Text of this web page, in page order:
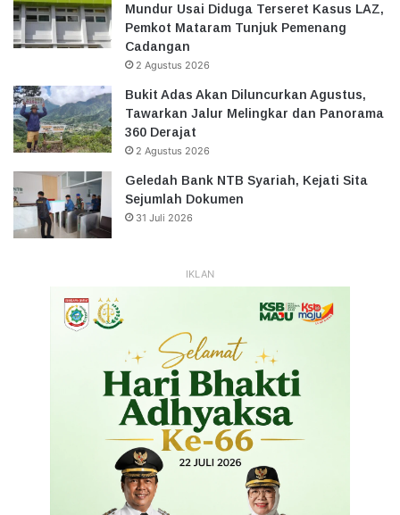
Mundur Usai Diduga Terseret Kasus LAZ,
Pemkot Mataram Tunjuk Pemenang
Cadangan
2 Agustus 2026
Bukit Adas Akan Diluncurkan Agustus,
Tawarkan Jalur Melingkar dan Panorama
360 Derajat
2 Agustus 2026
Geledah Bank NTB Syariah, Kejati Sita
Sejumlah Dokumen
31 Juli 2026
IKLAN